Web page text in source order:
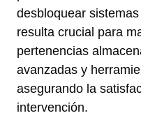
desbloquear
resulta crucial para
pertenencias
avanzadas y
asegurando la
intervención.